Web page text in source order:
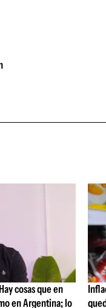
cosas que en
en Argentina; lo